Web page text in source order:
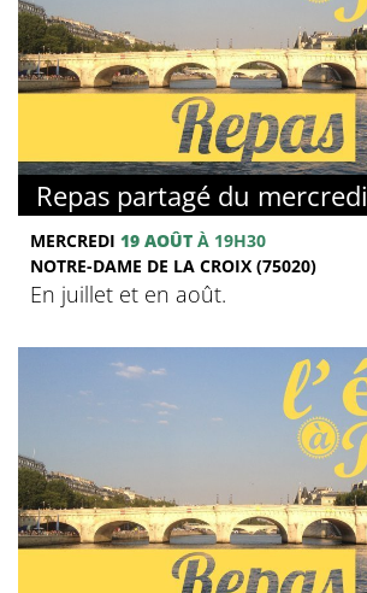
Repas partagé du mercredi
MERCREDI 19 AOÛT À 19H30
NOTRE-DAME DE LA CROIX (75020)
En juillet et en août.